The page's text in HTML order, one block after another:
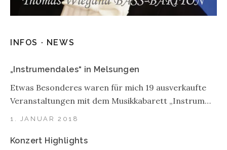
INFOS · NEWS
„Instrumendales“ in Melsungen
1. JANUAR 2018
Etwas Besonderes waren für mich 19 ausverkaufte
Veranstaltungen mit dem Musikkabarett „Instrum…
Konzert Highlights